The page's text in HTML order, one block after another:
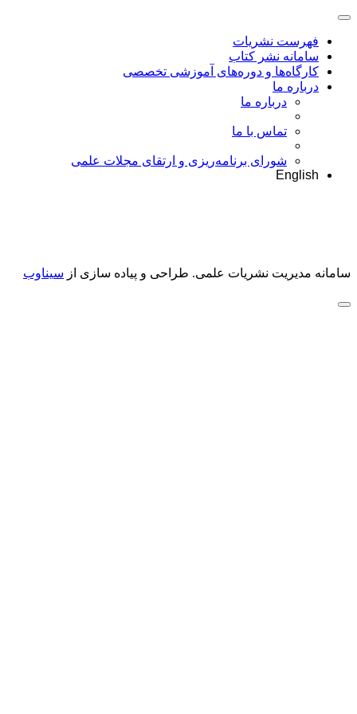
فهرست نشریات
سامانه نشر کتاب
کارگاه‌ها و دوره‌های آموزشی تخصصی
درباره ما
درباره ما
تماس با ما
شورای برنامه‌ریزی و ارتقای مجلات علمی
English
سامانه مدیریت نشریات علمی. طراحی و پیاده سازی از سیناوب